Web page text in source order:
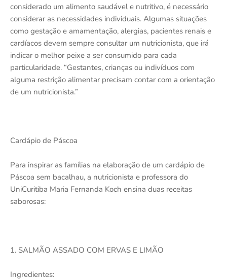
considerado um alimento saudável e nutritivo, é necessário
considerar as necessidades individuais. Algumas situações
como gestação e amamentação, alergias, pacientes renais e
cardíacos devem sempre consultar um nutricionista, que irá
indicar o melhor peixe a ser consumido para cada
particularidade. “Gestantes, crianças ou indivíduos com
alguma restrição alimentar precisam contar com a orientação
de um nutricionista.”
Cardápio de Páscoa
Para inspirar as famílias na elaboração de um cardápio de
Páscoa sem bacalhau, a nutricionista e professora do
UniCuritiba Maria Fernanda Koch ensina duas receitas
saborosas:
1. SALMÃO ASSADO COM ERVAS E LIMÃO
Ingredientes: